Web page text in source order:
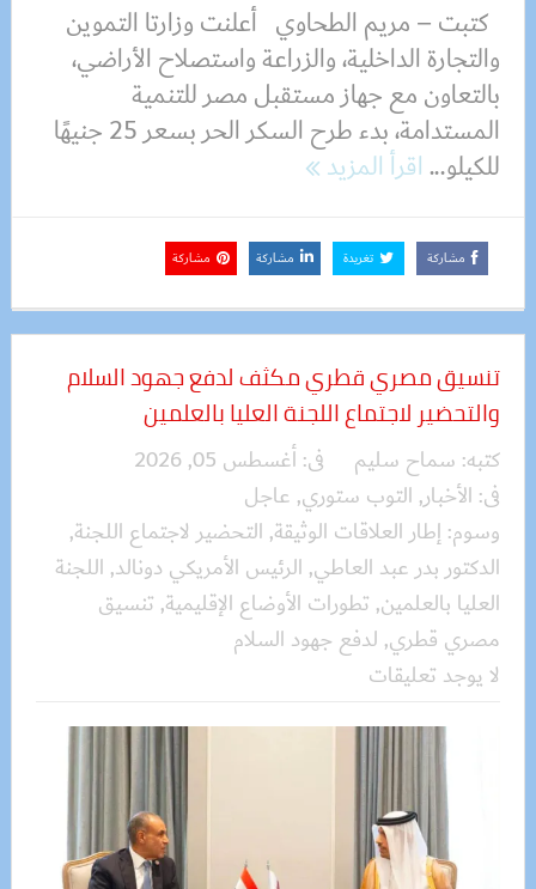
كتبت – مريم الطحاوي أعلنت وزارتا التموين
والتجارة الداخلية، والزراعة واستصلاح الأراضي،
بالتعاون مع جهاز مستقبل مصر للتنمية
المستدامة، بدء طرح السكر الحر بسعر 25 جنيهًا
للكيلو...اقرأ المزيد
مشاركة تغريدة مشاركة مشاركة
تنسيق مصري قطري مكثف لدفع جهود السلام
والتحضير لاجتماع اللجنة العليا بالعلمين
كتبه: سماح سليم فى:أغسطس 05, 2026
فى: الأخبار, التوب ستوري, عاجل
وسوم: إطار العلاقات الوثيقة, التحضير لاجتماع اللجنة,
الدكتور بدر عبد العاطي, الرئيس الأمريكي دونالد, اللجنة
العليا بالعلمين, تطورات الأوضاع الإقليمية, تنسيق
مصري قطري, لدفع جهود السلام
لا يوجد تعليقات